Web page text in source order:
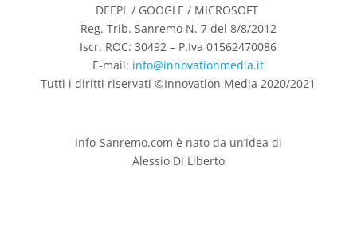
DEEPL / GOOGLE / MICROSOFT
Reg. Trib. Sanremo N. 7 del 8/8/2012
Iscr. ROC: 30492 – P.Iva 01562470086
E-mail: info@innovationmedia.it
Tutti i diritti riservati ©Innovation Media 2020/2021
Info-Sanremo.com è nato da un’idea di
Alessio Di Liberto